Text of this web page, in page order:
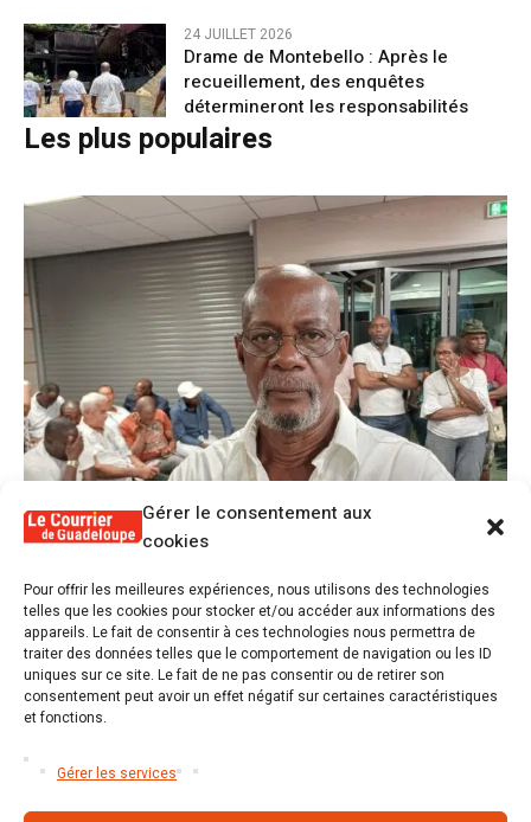
Gérer le consentement aux
cookies
Pour offrir les meilleures expériences, nous utilisons des technologies
telles que les cookies pour stocker et/ou accéder aux informations des
appareils. Le fait de consentir à ces technologies nous permettra de
traiter des données telles que le comportement de navigation ou les ID
uniques sur ce site. Le fait de ne pas consentir ou de retirer son
consentement peut avoir un effet négatif sur certaines caractéristiques
et fonctions.
Gérer les services
24 JUILLET 2026
Drame de Montebello : Après le
recueillement, des enquêtes
détermineront les responsabilités
Les plus populaires
1 Alex Lollia : « Cédric Cornet développait
une forme de populisme qui aurait pu se
transformer en macoutisme »
2